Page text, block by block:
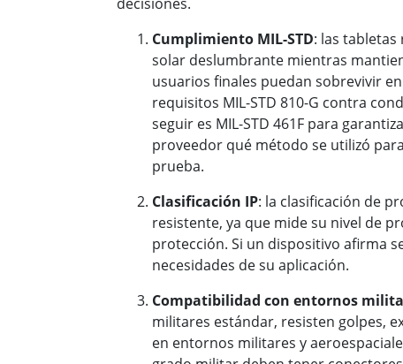
Cumplimiento MIL-STD: las
solar deslumbrante mientras
usuarios finales puedan sobrevivir
requisitos MIL-STD 810-G contra
seguir es MIL-STD 461F para
proveedor qué método se utilizó
prueba.
Clasificación IP: la clasificación de
resistente, ya que mide su nivel de
protección. Si un dispositivo afirma
necesidades de su aplicación.
Compatibilidad con entornos
militares estándar, resisten golpes,
en entornos militares y